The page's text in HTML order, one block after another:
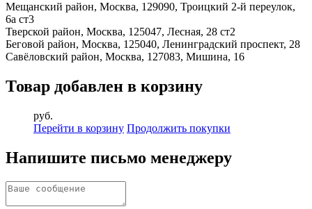
Мещанский район, Москва, 129090, Троицкий 2-й переулок,
6а ст3
Тверской район, Москва, 125047, Лесная, 28 ст2
Беговой район, Москва, 125040, Ленинградский проспект, 28
Савёловский район, Москва, 127083, Мишина, 16
Товар добавлен в корзину
руб.
Перейти в корзину Продолжить покупки
Напишите письмо менеджеру